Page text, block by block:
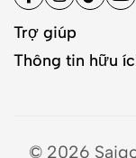
Trợ giúp
Thông tin hữu
© 2026